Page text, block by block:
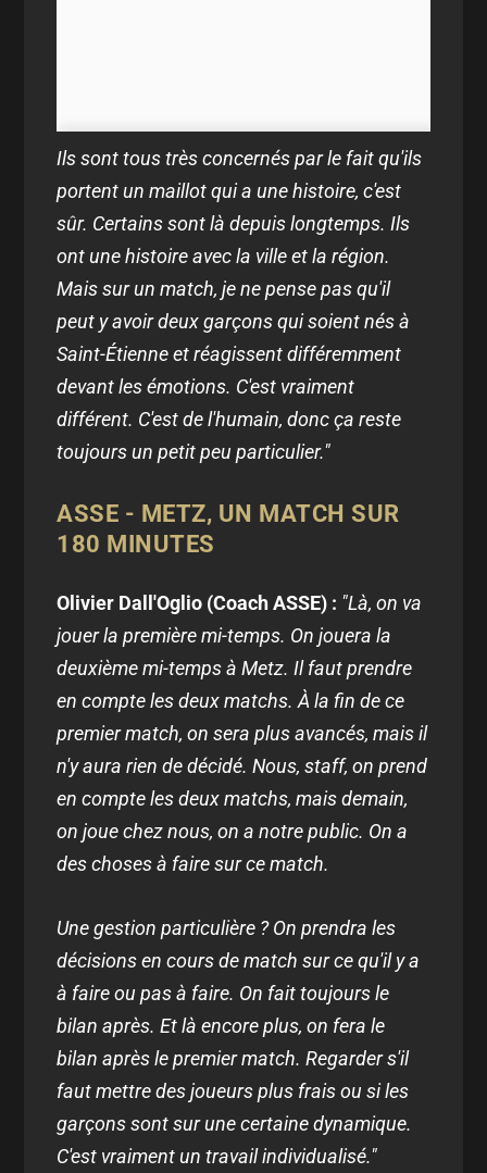
Ils sont tous très concernés par le fait qu'ils
portent un maillot qui a une histoire, c'est
sûr. Certains sont là depuis longtemps. Ils
ont une histoire avec la ville et la région.
Mais sur un match, je ne pense pas qu'il
peut y avoir deux garçons qui soient nés à
Saint-Étienne et réagissent différemment
devant les émotions. C'est vraiment
différent. C'est de l'humain, donc ça reste
toujours un petit peu particulier."
ASSE - METZ, UN MATCH SUR
180 MINUTES
Olivier Dall'Oglio (Coach ASSE) : "Là, on va
jouer la première mi-temps. On jouera la
deuxième mi-temps à Metz. Il faut prendre
en compte les deux matchs. À la fin de ce
premier match, on sera plus avancés, mais il
n'y aura rien de décidé. Nous, staff, on prend
en compte les deux matchs, mais demain,
on joue chez nous, on a notre public. On a
des choses à faire sur ce match.
Une gestion particulière ? On prendra les
décisions en cours de match sur ce qu'il y a
à faire ou pas à faire. On fait toujours le
bilan après. Et là encore plus, on fera le
bilan après le premier match. Regarder s'il
faut mettre des joueurs plus frais ou si les
garçons sont sur une certaine dynamique.
C'est vraiment un travail individualisé."